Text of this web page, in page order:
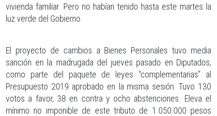
vivienda familiar. Pero no habían tenido hasta este martes la
luz verde del Gobierno.
El proyecto de cambios a Bienes Personales tuvo media
sanción en la madrugada del jueves pasado en Diputados,
como parte del paquete de leyes “complementarias” al
Presupuesto 2019 aprobado en la misma sesión. Tuvo 130
votos a favor, 38 en contra y ocho abstenciones. Eleva el
mínimo no imponible de este tributo de 1.050.000 pesos